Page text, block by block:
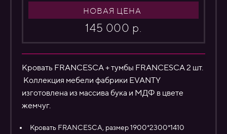
НОВАЯ ЦЕНА
145 000 р.
Кровать FRANCESCA + тумбы FRANCESCA 2 шт.
Коллекция мебели фабрики EVANTY
изготовлена из массива бука и МДФ в цвете
жемчуг.
Кровать FRANCESCA, размер 1900*2300*1410